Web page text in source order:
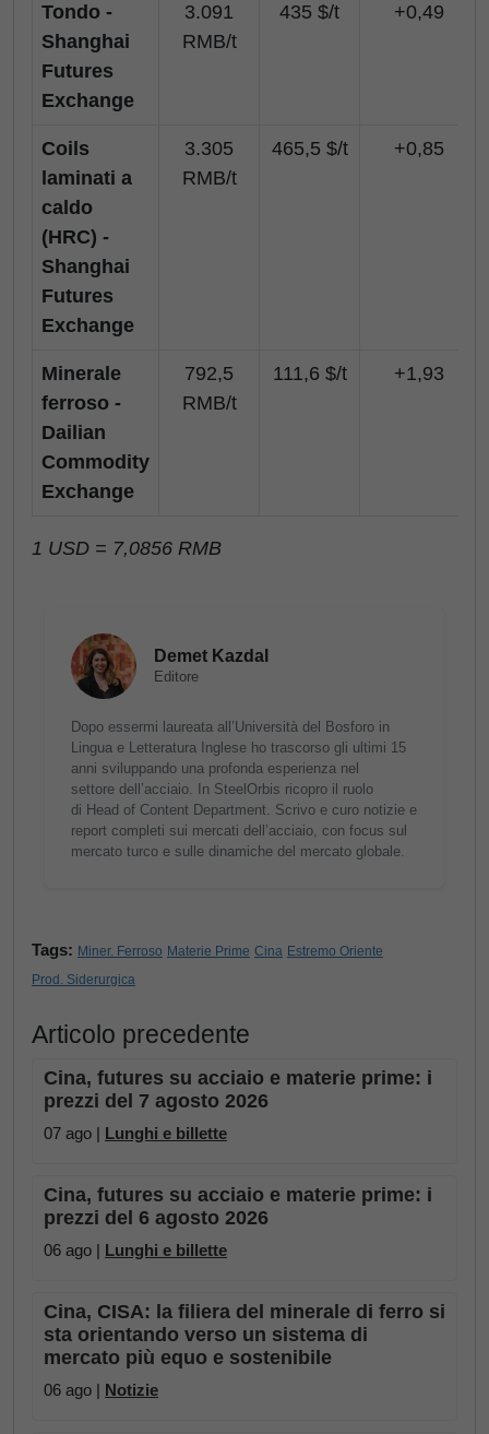
Tondo -
Shanghai
Futures
Exchange
3.091
RMB/t
435 $/t +0,49
Coils
laminati a
caldo
(HRC) -
Shanghai
Futures
Exchange
3.305
RMB/t
465,5 $/t +0,85
Minerale
ferroso -
Dailian
Commodity
Exchange
792,5
RMB/t
111,6 $/t +1,93
1 USD = 7,0856 RMB
Demet Kazdal
Editore
Dopo essermi laureata all’Università del Bosforo in
Lingua e Letteratura Inglese ho trascorso gli ultimi 15
anni sviluppando una profonda esperienza nel
settore dell’acciaio. In SteelOrbis ricopro il ruolo
di Head of Content Department. Scrivo e curo notizie e
report completi sui mercati dell’acciaio, con focus sul
mercato turco e sulle dinamiche del mercato globale.
Tags: Miner. Ferroso Materie Prime Cina Estremo Oriente
Prod. Siderurgica
Articolo precedente
Cina, futures su acciaio e materie prime: i
prezzi del 7 agosto 2026
07 ago | Lunghi e billette
Cina, futures su acciaio e materie prime: i
prezzi del 6 agosto 2026
06 ago | Lunghi e billette
Cina, CISA: la filiera del minerale di ferro si
sta orientando verso un sistema di
mercato più equo e sostenibile
06 ago | Notizie